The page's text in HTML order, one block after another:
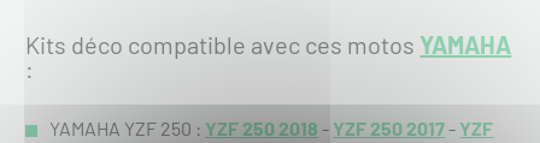
Kits déco compatible avec ces motos YAMAHA
:
YAMAHA YZF 250 : YZF 250 2018 -YZF 250 2017-YZF